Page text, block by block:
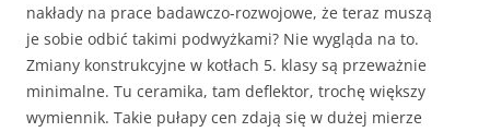
nakłady na prace badawczo-rozwojowe, że teraz muszą
je sobie odbić takimi podwyżkami? Nie wygląda na to.
Zmiany konstrukcyjne w kotłach 5. klasy są przeważnie
minimalne. Tu ceramika, tam deflektor, trochę większy
wymiennik. Takie pułapy cen zdają się w dużej mierze